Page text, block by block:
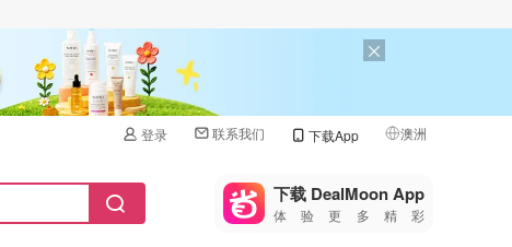
登录 联系我们 下载App 澳洲
🇺🇸
🇨🇳 中国
下载 DealMoon App
体验更多精彩